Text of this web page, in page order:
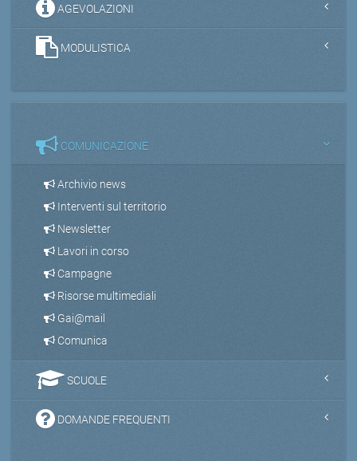
AGEVOLAZIONI
MODULISTICA
COMUNICAZIONE
Archivio news
Interventi sul territorio
Newsletter
Lavori in corso
Campagne
Risorse multimediali
Gai@mail
Comunica
SCUOLE
DOMANDE FREQUENTI